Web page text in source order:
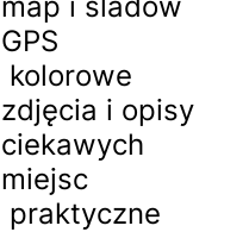
GPS
kolorowe
zdjęcia i opisy
ciekawych
miejsc
praktyczne